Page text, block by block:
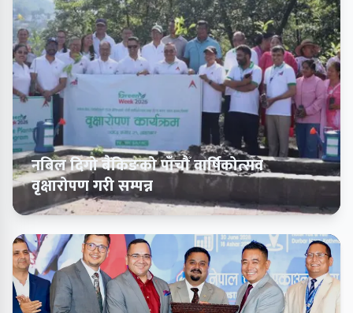
नबिल दिगो बैंकिङको पाँचौँ वार्षिकोत्सव
वृक्षारोपण गरी सम्पन्न